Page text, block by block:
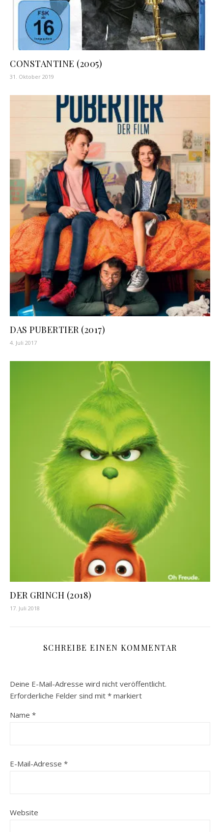
CONSTANTINE (2005)
31. Oktober 2019
DAS PUBERTIER (2017)
4. Juli 2017
DER GRINCH (2018)
17. Juli 2018
SCHREIBE EINEN KOMMENTAR
Deine E-Mail-Adresse wird nicht veröffentlicht.
Erforderliche Felder sind mit * markiert
Name *
E-Mail-Adresse *
Website